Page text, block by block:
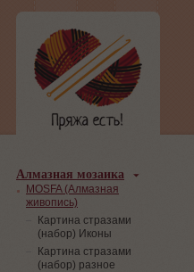
Алмазная мозаика
MOSFA (Алмазная
живопись)
Картина стразами
(набор) Иконы
Картина стразами
(набор) разное